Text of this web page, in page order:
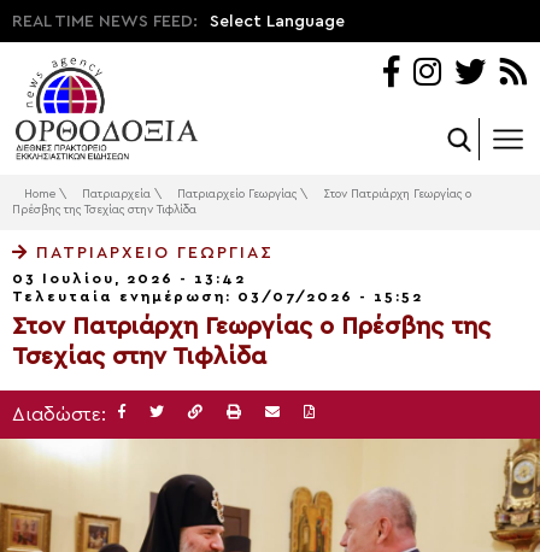
REAL TIME NEWS FEED: Select Language
Home \ Πατριαρχεία \ Πατριαρχείο Γεωργίας \
Στον Πατριάρχη Γεωργίας ο
Πρέσβης της Τσεχίας στην Τιφλίδα
ΠΑΤΡΙΑΡΧΕΊΟ ΓΕΩΡΓΊΑΣ
03 Ιουλίου, 2026 - 13:42
Τελευταία ενημέρωση: 03/07/2026 - 15:52
Στον Πατριάρχη Γεωργίας ο Πρέσβης της
Τσεχίας στην Τιφλίδα
Διαδώστε: